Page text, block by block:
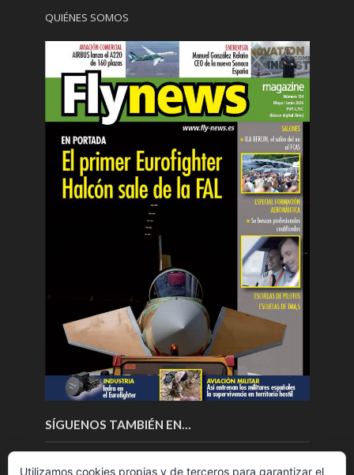
QUIÉNES SOMOS
SÍGUENOS TAMBIÉN EN…
Utilizamos cookies propias y de terceros para garantizar el